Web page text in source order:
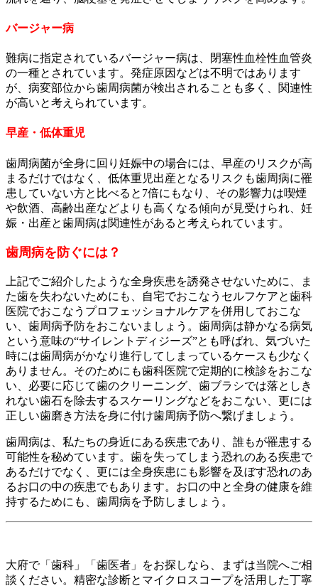
バージャー病
難病に指定されているバージャー病は、閉塞性血栓性血管炎
の一種とされています。発症原因などは不明ではあります
が、病変部位から歯周病菌が検出されることも多く、関連性
が高いと考えられています。
早産・低体重児
歯周病菌が全身に回り妊娠中の場合には、早産のリスクが高
まるだけではなく、低体重児出産となるリスクも歯周病に罹
患していない方と比べると7倍にもなり、その影響力は喫煙
や飲酒、高齢出産などよりも高くなる傾向が見受けられ、妊
娠・出産と歯周病は関連性があると考えられています。
歯周病を防ぐには？
上記でご紹介したような全身疾患を誘発させないために、ま
た歯を失わないためにも、自宅でおこなうセルフケアと歯科
医院でおこなうプロフェッショナルケアを併用しておこな
い、歯周病予防をおこないましょう。歯周病は静かなる病気
という意味の“サイレントディジーズ”とも呼ばれ、気づいた
時には歯周病がかなり進行してしまっているケースも少なく
ありません。そのためにも歯科医院で定期的に検診をおこな
い、必要に応じて歯のクリーニング、歯ブラシでは落としき
れない歯石を除去するスケーリングなどをおこない、更には
正しい歯磨き方法を身に付け歯周病予防へ繋げましょう。
歯周病は、私たちの身近にある疾患であり、誰もが罹患する
可能性を秘めています。歯を失ってしまう恐れのある疾患で
あるだけでなく、更には全身疾患にも影響を及ぼす恐れのあ
るお口の中の疾患でもあります。お口の中と全身の健康を維
持するためにも、歯周病を予防しましょう。
大府で「歯科」「歯医者」をお探しなら、まずは当院へご相
談ください。精密な診断とマイクロスコープを活用した丁寧